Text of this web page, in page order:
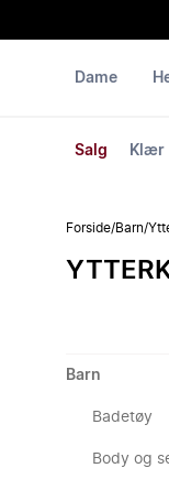
Dame
Salg Klær
Forside/Barn/
Barn
Badetøy
Body og